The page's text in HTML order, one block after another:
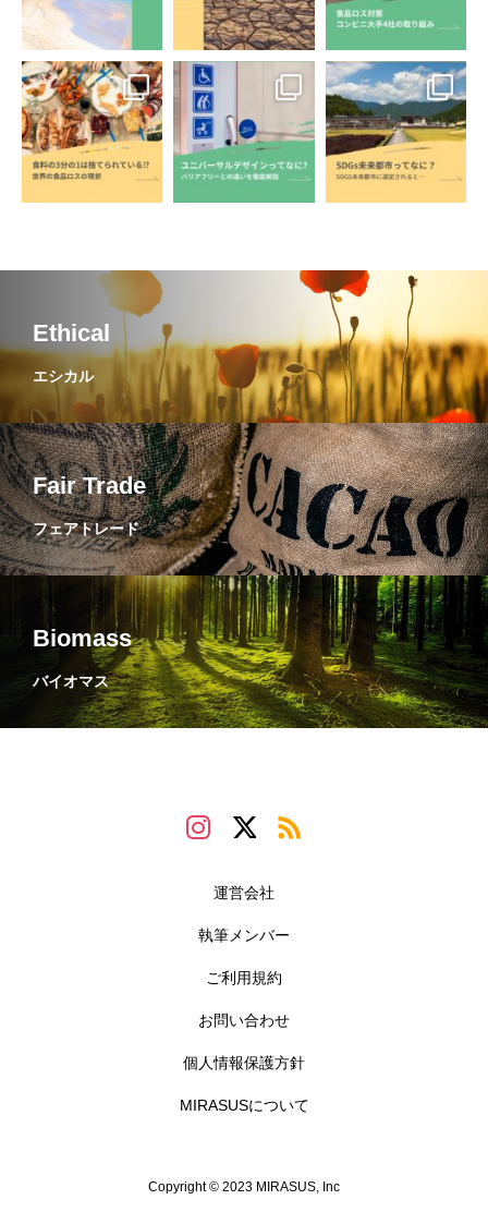
Ethical
エシカル
Fair Trade
フェアトレード
Biomass
バイオマス
運営会社
執筆メンバー
ご利用規約
お問い合わせ
個人情報保護方針
MIRASUSについて
Copyright © 2023 MIRASUS, Inc